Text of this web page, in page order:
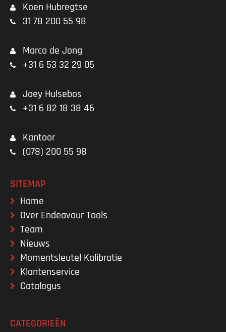
Koen Hubregtse
31 78 200 55 98
Marco de Jong
+31 6 53 32 29 05
Joey Hulsebos
+31 6 82 18 38 46
Kantoor
(078) 200 55 98
SITEMAP
Home
Over Endeavour Tools
Team
Nieuws
Momentsleutel Kalibratie
Klantenservice
Catalogus
CATEGORIEËN